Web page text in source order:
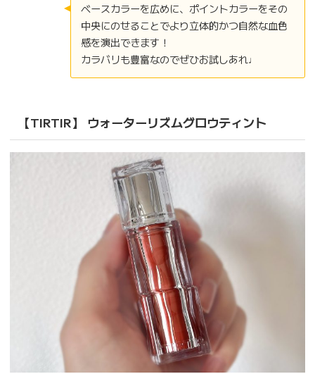
ベースカラーを広めに、ポイントカラーをその
中央にのせることでより立体的かつ自然な血色
感を演出できます！
カラバリも豊富なのでぜひお試しあれ♩
【TIRTIR】 ウォーターリズムグロウティント